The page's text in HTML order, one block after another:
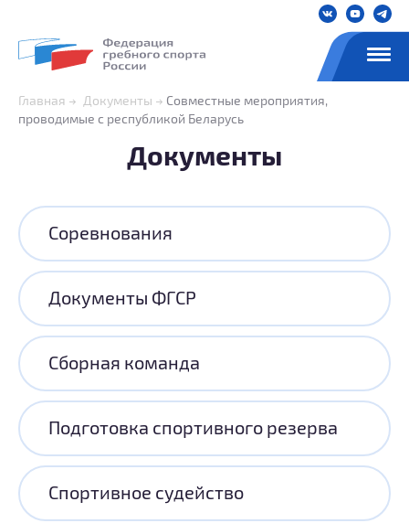
Главная Документы
Совместные мероприятия,
проводимые с республикой Беларусь
Документы
Соревнования
Документы ФГСР
Сборная команда
Подготовка спортивного резерва
Спортивное судейство